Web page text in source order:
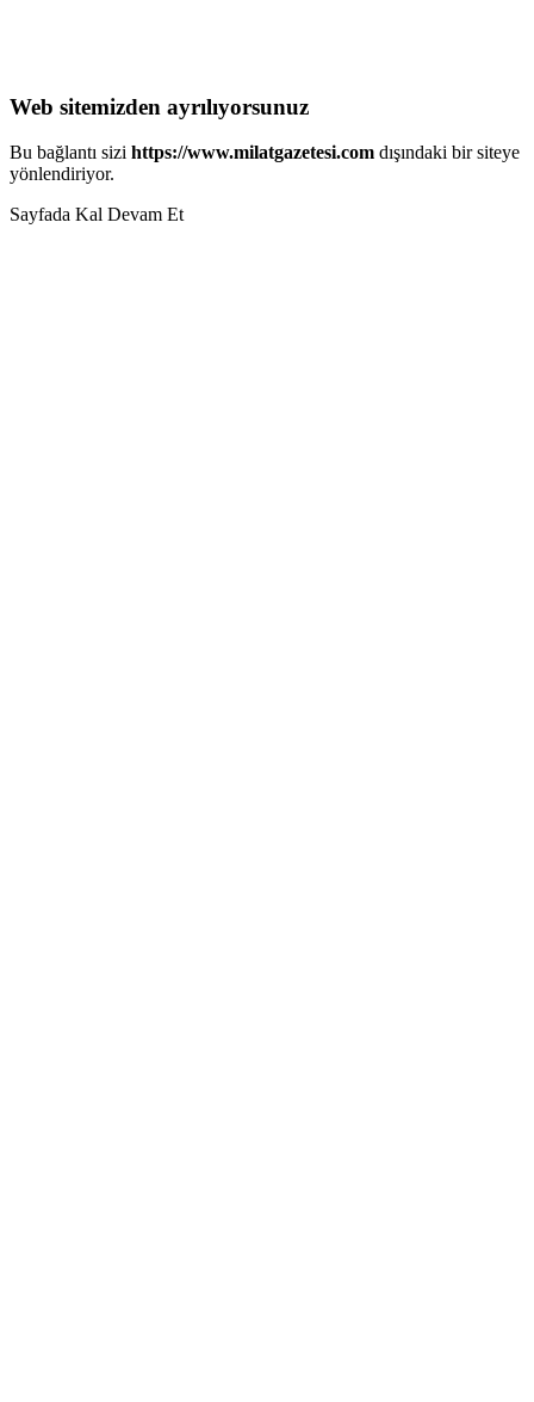
Web sitemizden ayrılıyorsunuz
Bu bağlantı sizi https://www.milatgazetesi.com dışındaki bir siteye
yönlendiriyor.
Sayfada Kal Devam Et